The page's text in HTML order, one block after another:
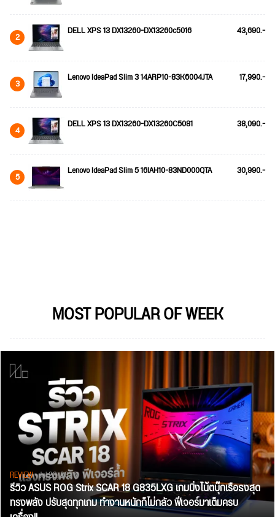
2 DELL XPS 13 DX13260-DX13260c5016 43,690.-
3 Lenovo IdeaPad Slim 3 14ARP10-83K6004JTA 17,990.-
4 DELL XPS 13 DX13260-DX13260C5081 38,090.-
5 Lenovo IdeaPad Slim 5 16IAH10-83ND000QTA 30,990.-
MOST POPULAR OF WEEK
REVIEW• Jul 28, 2026
รีวิว ASUS ROG Strix SCAR 18 G835LXG เกมมิ่งโน้ตบุ๊กเรือธงสุด
ทรงพลัง ปรับสุดทุกเกม ทำงานหนักก็ไม่กลัว ฟีเจอร์มาเต็มครบ